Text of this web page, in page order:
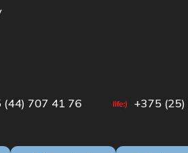
(44) 707 41 76 +375